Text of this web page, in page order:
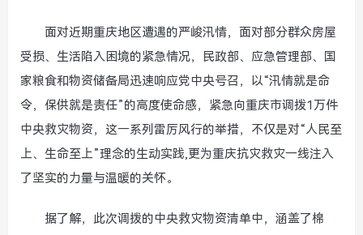
面对近期重庆地区遭遇的严峻汛情，面对部分群众房屋
受损、生活陷入困境的紧急情况，民政部、应急管理部、国
家粮食和物资储备局迅速响应党中央号召，以“汛情就是命
令，保供就是责任”的高度使命感，紧急向重庆市调拨1万件
中央救灾物资，这一系列雷厉风行的举措，不仅是对“人民至
上、生命至上”理念的生动实践,更为重庆抗灾救灾一线注入
了坚实的力量与温暖的关怀。
据了解，此次调拨的中央救灾物资清单中，涵盖了棉